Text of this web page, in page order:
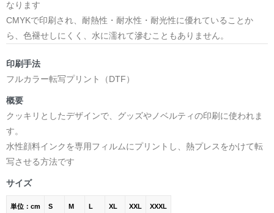
なります
CMYKで印刷され、耐熱性・耐水性・耐光性に優れていることか
ら、色褪せしにくく、水に濡れて滲むこともありません。
印刷手法
フルカラー転写プリント（DTF）
概要
クッキリとしたデザインで、グッズやノベルティの印刷に使われま
す。
水性顔料インクを専用フィルムにプリントし、熱プレスをかけて転
写させる方法です
サイズ
単位：cm S M L XL XXL XXXL